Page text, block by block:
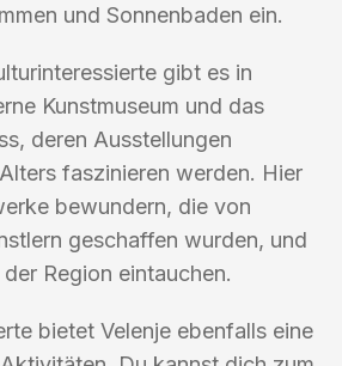
und Sonnenbaden ein.
gibt es in
Kunstmuseum und das
deren Ausstellungen
faszinieren werden. Hier
bewundern, die von
geschaffen wurden, und
Region eintauchen.
bietet Velenje ebenfalls eine